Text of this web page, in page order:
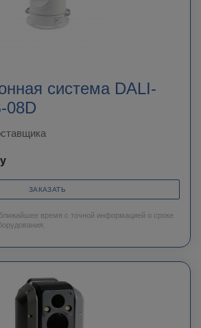
система DALI-
08D
ЗАКАЗАТЬ
время с точной информацией о сроке